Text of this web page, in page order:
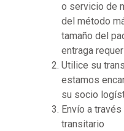
o servicio de
del método
tamaño del
entraga
Utilice su
estamos
su socio
Envío a
transitario